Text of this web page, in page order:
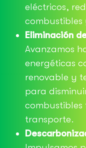
eléctricos,
combustibles
Eliminación
Avanzamos
energéticas
renovable y
para
combustibles
transporte.